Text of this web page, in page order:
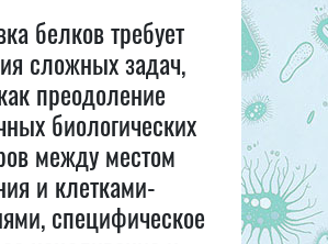
белков требует
сложных задач,
преодоление
биологических
между местом
и клетками-
специфическое